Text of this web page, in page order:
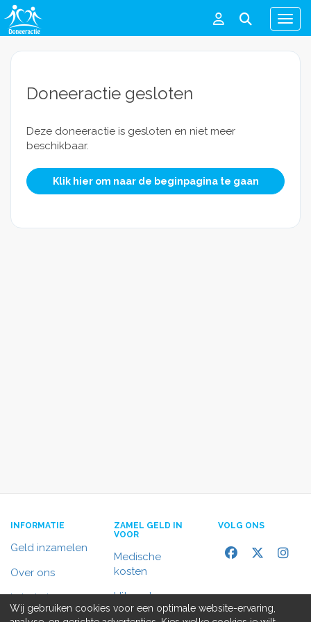
Menu
Doneeractie gesloten
Deze doneeractie is gesloten en niet meer
beschikbaar.
Klik hier om naar de beginpagina te gaan
INFORMATIE
Geld inzamelen
Over ons
In het nieuws
ZAMEL GELD IN
VOOR
Medische
kosten
Uitvaart
VOLG ONS
Wij gebruiken cookies voor een optimale website-ervaring,